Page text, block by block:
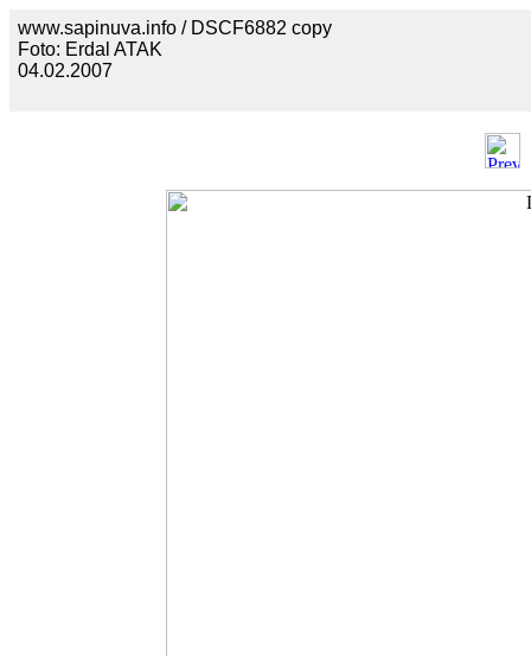
www.sapinuva.info / DSCF6882 copy
Foto: Erdal ATAK
04.02.2007